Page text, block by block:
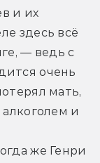
и их
здесь всё
— ведь с
очень
мать,
и
же Генри